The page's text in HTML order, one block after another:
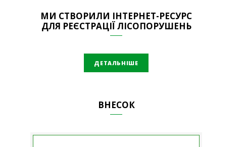
МИ СТВОРИЛИ ІНТЕРНЕТ-РЕСУРС
ДЛЯ РЕЄСТРАЦІЇ ЛІСОПОРУШЕНЬ
ДЕТАЛЬНІШЕ
ВНЕСОК